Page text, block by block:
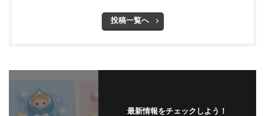
投稿一覧へ
最新情報をチェックしよう！